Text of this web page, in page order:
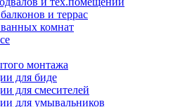
и террас
комнат
монтажа
для биде
для смесителей
для умывальников